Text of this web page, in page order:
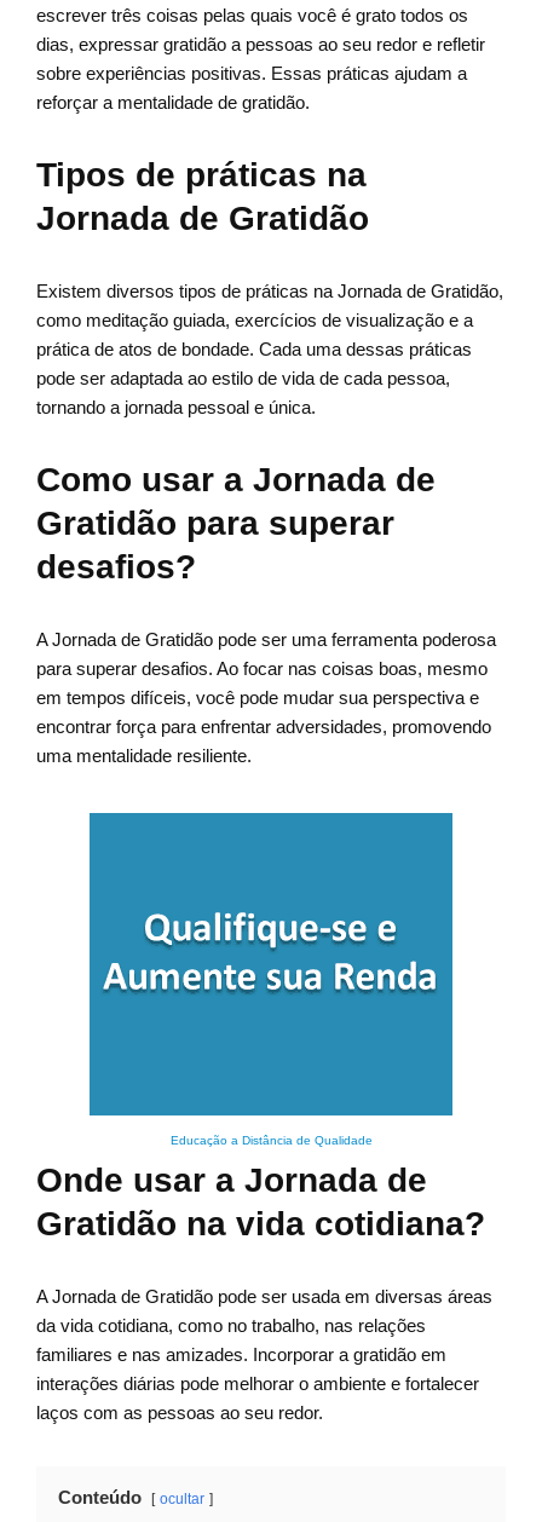
escrever três coisas pelas quais você é grato todos os
dias, expressar gratidão a pessoas ao seu redor e refletir
sobre experiências positivas. Essas práticas ajudam a
reforçar a mentalidade de gratidão.
Tipos de práticas na
Jornada de Gratidão
Existem diversos tipos de práticas na Jornada de Gratidão,
como meditação guiada, exercícios de visualização e a
prática de atos de bondade. Cada uma dessas práticas
pode ser adaptada ao estilo de vida de cada pessoa,
tornando a jornada pessoal e única.
Como usar a Jornada de
Gratidão para superar
desafios?
A Jornada de Gratidão pode ser uma ferramenta poderosa
para superar desafios. Ao focar nas coisas boas, mesmo
em tempos difíceis, você pode mudar sua perspectiva e
encontrar força para enfrentar adversidades, promovendo
uma mentalidade resiliente.
Educação a Distância de Qualidade
Onde usar a Jornada de
Gratidão na vida cotidiana?
A Jornada de Gratidão pode ser usada em diversas áreas
da vida cotidiana, como no trabalho, nas relações
familiares e nas amizades. Incorporar a gratidão em
interações diárias pode melhorar o ambiente e fortalecer
laços com as pessoas ao seu redor.
Conteúdo ocultar